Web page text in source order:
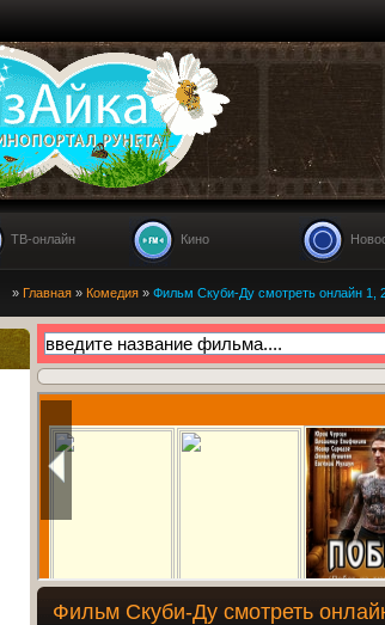
ТВ-онлайн Кино
» Главная» Комедия» Фильм Скуби-Ду смотреть онлайн 1,
Фильм Скуби-Ду смотреть